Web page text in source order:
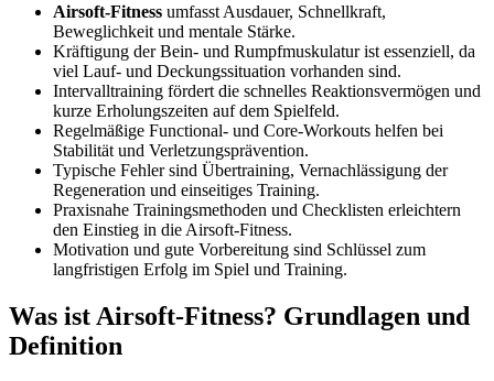
Airsoft-Fitness umfasst Ausdauer, Schnellkraft,
Beweglichkeit und mentale Stärke.
Kräftigung der Bein- und Rumpfmuskulatur ist essenziell, da
viel Lauf- und Deckungssituation vorhanden sind.
Intervalltraining fördert die schnelles Reaktionsvermögen und
kurze Erholungszeiten auf dem Spielfeld.
Regelmäßige Functional- und Core-Workouts helfen bei
Stabilität und Verletzungsprävention.
Typische Fehler sind Übertraining, Vernachlässigung der
Regeneration und einseitiges Training.
Praxisnahe Trainingsmethoden und Checklisten erleichtern
den Einstieg in die Airsoft-Fitness.
Motivation und gute Vorbereitung sind Schlüssel zum
langfristigen Erfolg im Spiel und Training.
Was ist Airsoft-Fitness? Grundlagen und
Definition